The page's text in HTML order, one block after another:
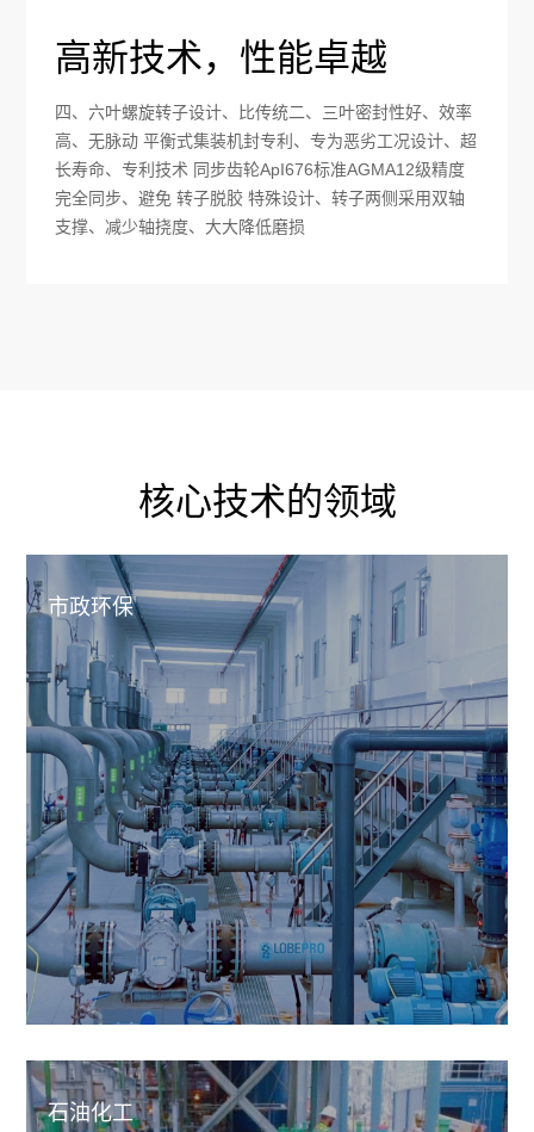
高新技术，性能卓越
四、六叶螺旋转子设计、比传统二、三叶密封性好、效率
高、无脉动 平衡式集装机封专利、专为恶劣工况设计、超
长寿命、专利技术 同步齿轮ApI676标准AGMA12级精度
完全同步、避免 转子脱胶 特殊设计、转子两侧采用双轴
支撑、减少轴挠度、大大降低磨损
核心技术的领域
市政环保
石油化工